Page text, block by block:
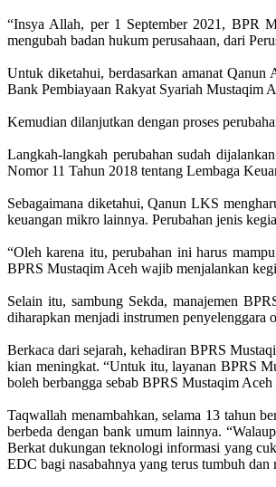
“Insya Allah, per 1 September 2021, BPR
mengubah badan hukum perusahaan, dari
Untuk diketahui, berdasarkan amanat Qanun
Bank Pembiayaan Rakyat Syariah Mustaqim
Kemudian dilanjutkan dengan proses
Langkah-langkah perubahan sudah
Nomor 11 Tahun 2018 tentang Lembaga
Sebagaimana diketahui, Qanun LKS
keuangan mikro lainnya. Perubahan jenis
“Oleh karena itu, perubahan ini harus
BPRS Mustaqim Aceh wajib menjalankan
Selain itu, sambung Sekda, manajemen
diharapkan menjadi instrumen penyelenggara
Berkaca dari sejarah, kehadiran BPRS
kian meningkat. “Untuk itu, layanan BPRS
boleh berbangga sebab BPRS Mustaqim
Taqwallah menambahkan, selama 13 tahun
berbeda dengan bank umum lainnya.
Berkat dukungan teknologi informasi yang
EDC bagi nasabahnya yang terus tumbuh dan